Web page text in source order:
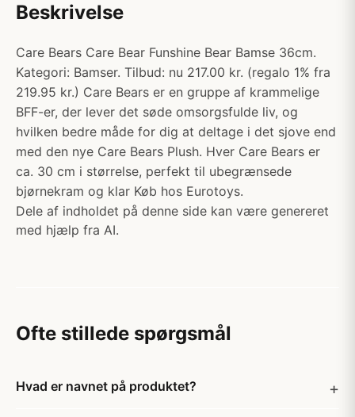
Beskrivelse
Care Bears Care Bear Funshine Bear Bamse 36cm.
Kategori: Bamser. Tilbud: nu 217.00 kr. (regalo 1% fra
219.95 kr.) Care Bears er en gruppe af krammelige
BFF-er, der lever det søde omsorgsfulde liv, og
hvilken bedre måde for dig at deltage i det sjove end
med den nye Care Bears Plush. Hver Care Bears er
ca. 30 cm i størrelse, perfekt til ubegrænsede
bjørnekram og klar Køb hos Eurotoys.
Dele af indholdet på denne side kan være genereret
med hjælp fra AI.
Ofte stillede spørgsmål
Hvad er navnet på produktet?